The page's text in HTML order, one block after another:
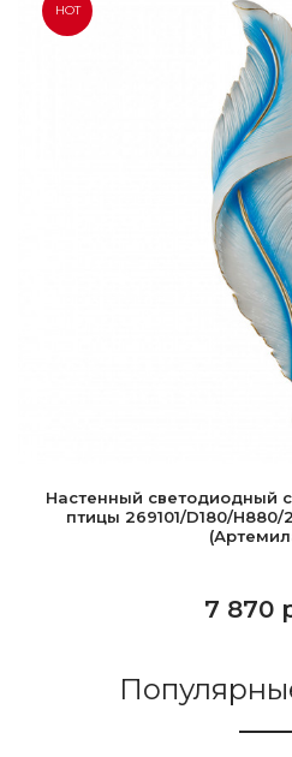
HOT
Настенный светодиодный
птицы 269101/D180/
7 870